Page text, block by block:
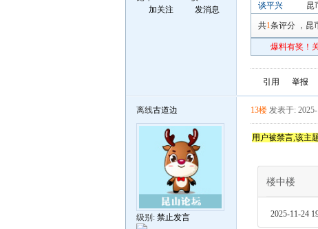
加关注
发消息
谈平兴
昆
共1条评分 ， 昆
爆料有奖！
引用 举报
离线古道边
级别: 禁止发言
13楼 发表于:
用户被禁言,该主
楼中楼
2025-11-24